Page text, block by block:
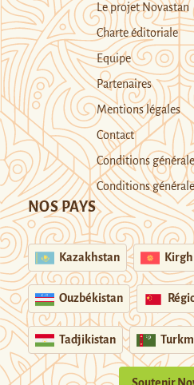
Le projet Novastan
Charte éditoriale
Equipe
Partenaires
Mentions légales
Contact
Conditions
Conditions
NOS PAYS
Kazakhstan
Ouzbékistan
Tadjikistan